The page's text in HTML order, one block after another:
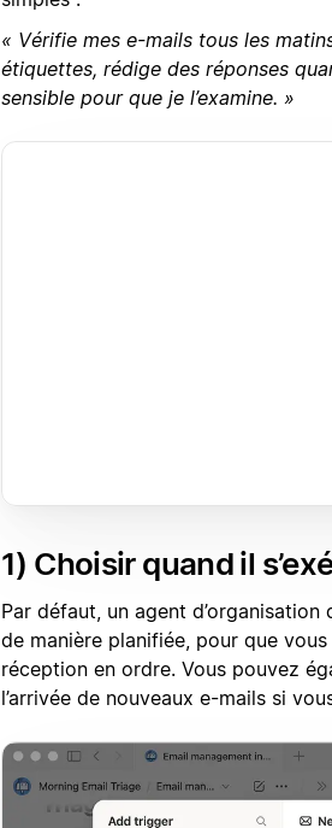
« Vérifie mes e-mails tous les
étiquettes, rédige des réponses
sensible pour que je l’examine. »
1) Choisir quand il
Par défaut, un agent
de manière planifiée, pour que
réception en ordre. Vous pouvez
l’arrivée de nouveaux e-mails si